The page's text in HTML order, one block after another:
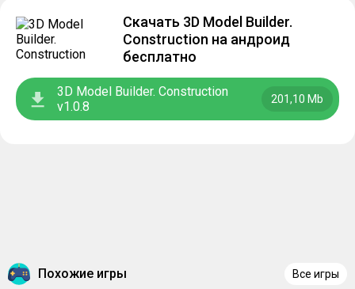
Скачать 3D Model Builder.
Construction на андроид
бесплатно
3D Model Builder. Construction
v1.0.8
201,10 Mb
Похожие игры Все игры